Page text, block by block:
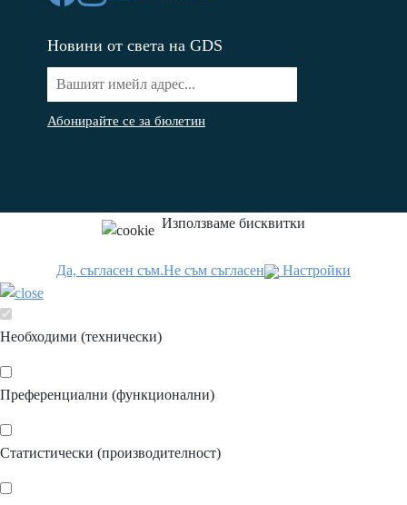
Новини от света на GDS
Абонирайте се за бюлетин
Използваме бисквитки
Да, съгласен съм.Не съм съгласен Настройки
Необходими (технически)
Преференциални (функционални)
Статистически (производителност)